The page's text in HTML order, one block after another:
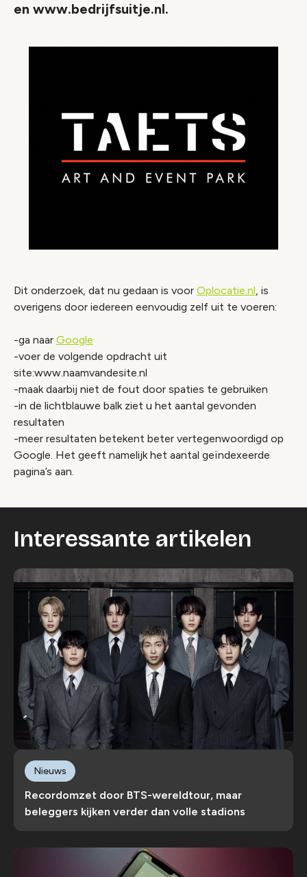
en www.bedrijfsuitje.nl.
Dit onderzoek, dat nu gedaan is voor Oplocatie.nl, is
overigens door iedereen eenvoudig zelf uit te voeren:
-ga naar Google
-voer de volgende opdracht uit
site:www.naamvandesite.nl
-maak daarbij niet de fout door spaties te gebruiken
-in de lichtblauwe balk ziet u het aantal gevonden
resultaten
-meer resultaten betekent beter vertegenwoordigd op
Google. Het geeft namelijk het aantal geïndexeerde
pagina’s aan.
Interessante artikelen
Recordomzet door BTS-wereldtour, maar
beleggers kijken verder dan volle stadions
Nieuws